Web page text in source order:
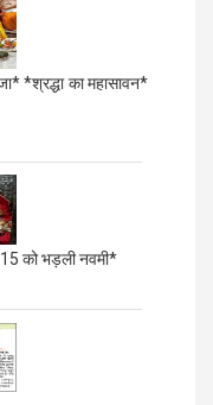
*श्रद्धा का महासावन*
को भड़ली नवमी*